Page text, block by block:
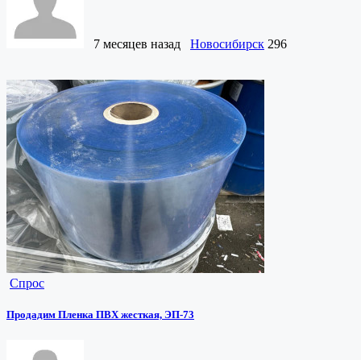
7 месяцев назад Новосибирск 296
Спрос
Продадим Пленка ПВХ жесткая, ЭП-73